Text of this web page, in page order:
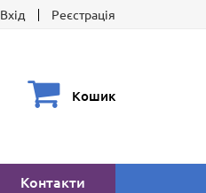
Вхід Реєстрація
Кошик
Контакти